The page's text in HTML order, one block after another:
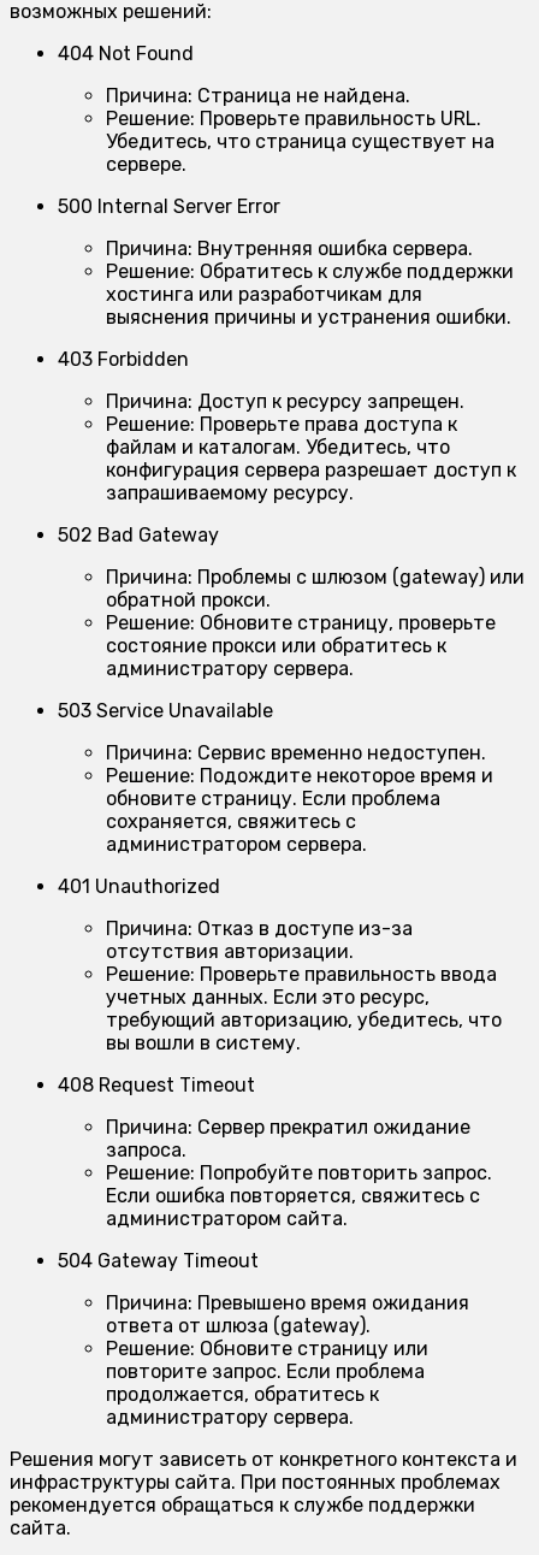
возможных решений:
404 Not Found
Причина: Страница не найдена.
Решение: Проверьте правильность URL.
Убедитесь, что страница существует на
сервере.
500 Internal Server Error
Причина: Внутренняя ошибка сервера.
Решение: Обратитесь к службе поддержки
хостинга или разработчикам для
выяснения причины и устранения ошибки.
403 Forbidden
Причина: Доступ к ресурсу запрещен.
Решение: Проверьте права доступа к
файлам и каталогам. Убедитесь, что
конфигурация сервера разрешает доступ к
запрашиваемому ресурсу.
502 Bad Gateway
Причина: Проблемы с шлюзом (gateway) или
обратной прокси.
Решение: Обновите страницу, проверьте
состояние прокси или обратитесь к
администратору сервера.
503 Service Unavailable
Причина: Сервис временно недоступен.
Решение: Подождите некоторое время и
обновите страницу. Если проблема
сохраняется, свяжитесь с
администратором сервера.
401 Unauthorized
Причина: Отказ в доступе из-за
отсутствия авторизации.
Решение: Проверьте правильность ввода
учетных данных. Если это ресурс,
требующий авторизацию, убедитесь, что
вы вошли в систему.
408 Request Timeout
Причина: Сервер прекратил ожидание
запроса.
Решение: Попробуйте повторить запрос.
Если ошибка повторяется, свяжитесь с
администратором сайта.
504 Gateway Timeout
Причина: Превышено время ожидания
ответа от шлюза (gateway).
Решение: Обновите страницу или
повторите запрос. Если проблема
продолжается, обратитесь к
администратору сервера.
Решения могут зависеть от конкретного контекста и
инфраструктуры сайта. При постоянных проблемах
рекомендуется обращаться к службе поддержки
сайта.